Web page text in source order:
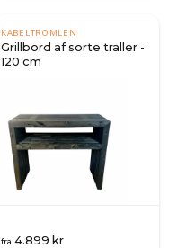
KABELTROMLEN
Grillbord af sorte traller -
120 cm
fra 4.899 kr